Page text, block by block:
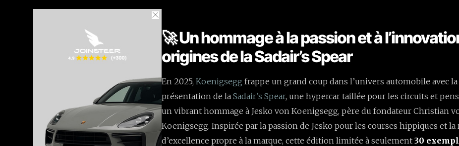
🚀 Un hommage à la passion et à
origines de la Sadair’s Spear
En 2025,Koenigsegg frappe un grand coup dans l’univers automobile avec la
présentation de laSadair’s Spear, une hypercar taillée pour les circuits et
un vibrant hommage à Jesko von Koenigsegg, père du fondateur Christian
Koenigsegg. Inspirée par la passion de Jesko pour les courses hippiques et la
d’excellence propre à la marque, cette édition limitée à seulement30